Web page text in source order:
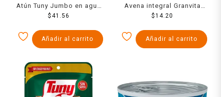
Atún Tuny Jumbo en agua
con aceite 295 g
$41.56
Añadir al carrito
Avena integral Granvita
400 g
$14.20
Añadir al carrito